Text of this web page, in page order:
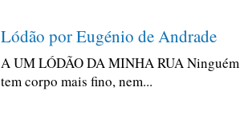
Lódão por Eugénio de Andrade
A UM LÓDÃO DA MINHA RUA Ninguém
tem corpo mais fino, nem...